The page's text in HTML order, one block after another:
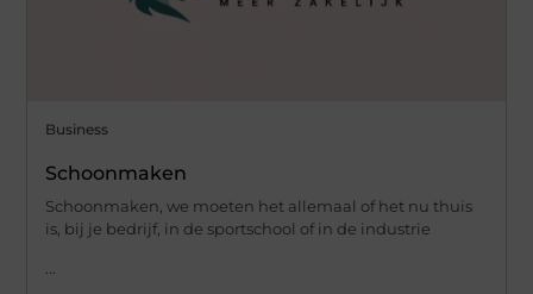
Business
Schoonmaken
Schoonmaken, we moeten het allemaal of het nu thuis
is, bij je bedrijf, in de sportschool of in de industrie